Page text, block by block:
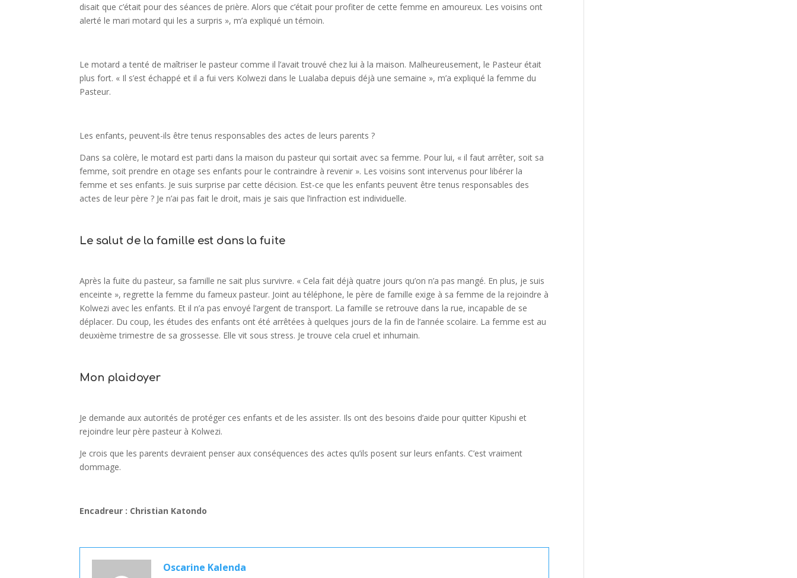
disait que c’était pour des séances de prière. Alors que c’était pour profiter de cette femme en amoureux. Les voisins ont
alerté le mari motard qui les a surpris », m’a expliqué un témoin.
Le motard a tenté de maîtriser le pasteur comme il l’avait trouvé chez lui à la maison. Malheureusement, le Pasteur était
plus fort. « Il s’est échappé et il a fui vers Kolwezi dans le Lualaba depuis déjà une semaine », m’a expliqué la femme du
Pasteur.
Les enfants, peuvent-ils être tenus responsables des actes de leurs parents ?
Dans sa colère, le motard est parti dans la maison du pasteur qui sortait avec sa femme. Pour lui, « il faut arrêter, soit sa
femme, soit prendre en otage ses enfants pour le contraindre à revenir ». Les voisins sont intervenus pour libérer la
femme et ses enfants. Je suis surprise par cette décision. Est-ce que les enfants peuvent être tenus responsables des
actes de leur père ? Je n’ai pas fait le droit, mais je sais que l’infraction est individuelle.
Le salut de la famille est dans la fuite
Après la fuite du pasteur, sa famille ne sait plus survivre. « Cela fait déjà quatre jours qu’on n’a pas mangé. En plus, je suis
enceinte », regrette la femme du fameux pasteur. Joint au téléphone, le père de famille exige à sa femme de la rejoindre à
Kolwezi avec les enfants. Et il n’a pas envoyé l’argent de transport. La famille se retrouve dans la rue, incapable de se
déplacer. Du coup, les études des enfants ont été arrêtées à quelques jours de la fin de l’année scolaire. La femme est au
deuxième trimestre de sa grossesse. Elle vit sous stress. Je trouve cela cruel et inhumain.
Mon plaidoyer
Je demande aux autorités de protéger ces enfants et de les assister. Ils ont des besoins d’aide pour quitter Kipushi et
rejoindre leur père pasteur à Kolwezi.
Je crois que les parents devraient penser aux conséquences des actes qu’ils posent sur leurs enfants. C’est vraiment
dommage.
Encadreur : Christian Katondo
Oscarine Kalenda